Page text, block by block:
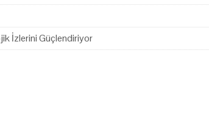
İzlerini Güçlendiriyor